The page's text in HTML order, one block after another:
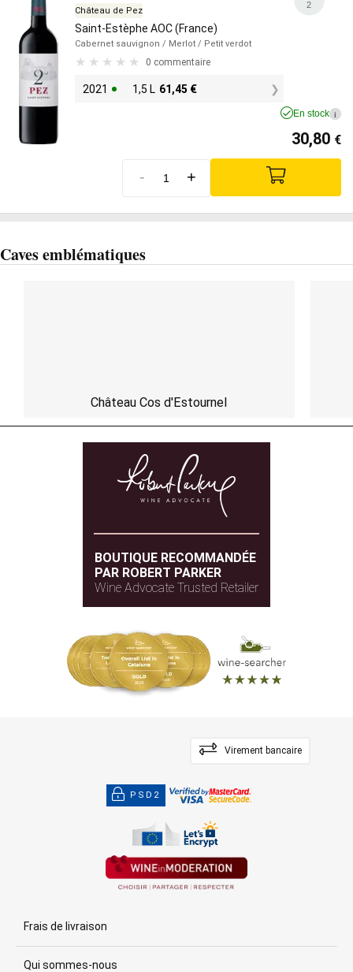
Château de Pez
Saint-Estèphe AOC (France)
Cabernet sauvignon / Merlot / Petit verdot
0 commentaire
2021 1,5 L 61,45 €
2
En stock i
30,80 €
- +
Caves emblématiques
Château Cos d'Estournel
BOUTIQUE RECOMMANDÉE
PAR ROBERT PARKER
Wine Advocate Trusted Retailer
Virement bancaire
PSD2
Frais de livraison
Qui sommes-nous